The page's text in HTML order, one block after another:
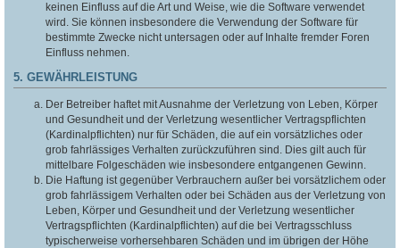
keinen Einfluss auf die Art und Weise, wie die Software verwendet
wird. Sie können insbesondere die Verwendung der Software für
bestimmte Zwecke nicht untersagen oder auf Inhalte fremder Foren
Einfluss nehmen.
5. GEWÄHRLEISTUNG
Der Betreiber haftet mit Ausnahme der Verletzung von Leben, Körper
und Gesundheit und der Verletzung wesentlicher Vertragspflichten
(Kardinalpflichten) nur für Schäden, die auf ein vorsätzliches oder
grob fahrlässiges Verhalten zurückzuführen sind. Dies gilt auch für
mittelbare Folgeschäden wie insbesondere entgangenen Gewinn.
Die Haftung ist gegenüber Verbrauchern außer bei vorsätzlichem oder
grob fahrlässigem Verhalten oder bei Schäden aus der Verletzung von
Leben, Körper und Gesundheit und der Verletzung wesentlicher
Vertragspflichten (Kardinalpflichten) auf die bei Vertragsschluss
typischerweise vorhersehbaren Schäden und im übrigen der Höhe